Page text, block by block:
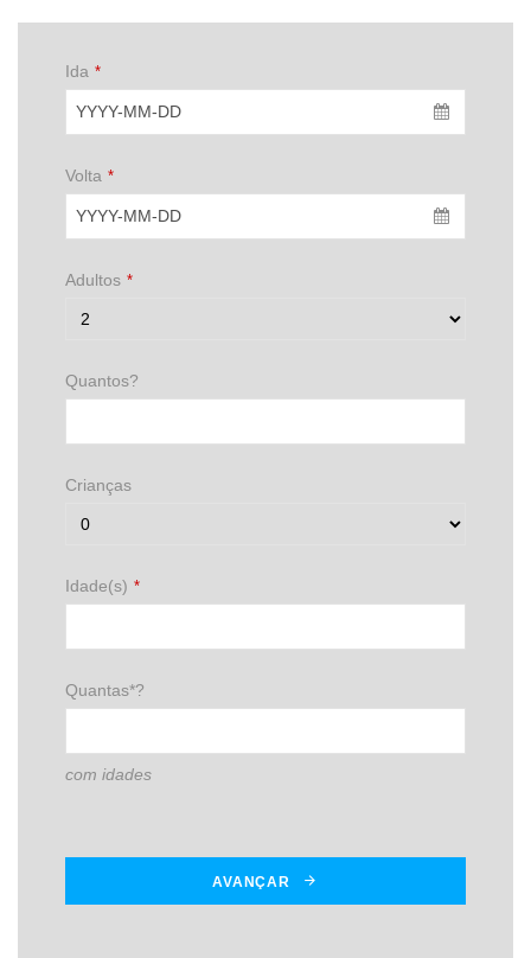
Ida *
Volta *
Adultos *
Quantos?
Crianças
Idade(s) *
Quantas*?
com idades
AVANÇAR